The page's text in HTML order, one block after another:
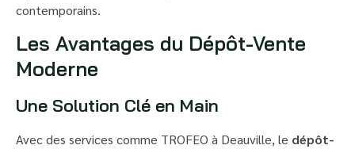
contemporains.
Les Avantages du Dépôt-Vente
Moderne
Une Solution Clé en Main
Avec des services comme TROFEO à Deauville, le dépôt-